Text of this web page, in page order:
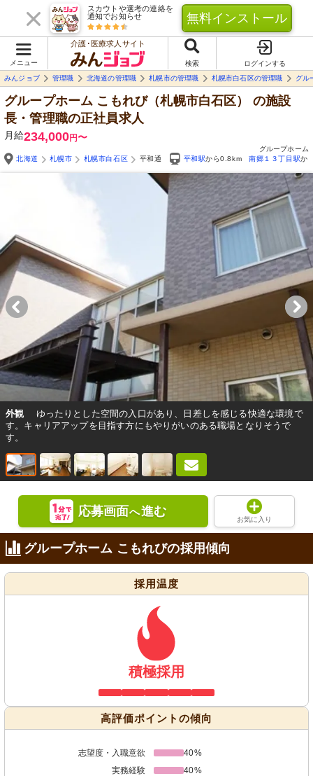
スカウトや選考の連絡を
通知でお知らせ
無料インストール
メニュー
介護･医療求人サイト
検索
ログインする
みんジョブ
管理職 北海道の管理職 札幌市の管理職 札幌市白石区の管理職 グル
グループホーム こもれび（札幌市白石区）
の施設
長・管理職の正社員求人
月給234,000円〜
グループホーム
北海道
札幌市 札幌市白石区 平和通 平和駅から0.8km 南郷１３丁目駅か
外観
ゆったりとした空間の入口があり、日差しを感じる快適な環境で
す。キャリアアップを目指す方にもやりがいのある職場となりそうで
す。
応募画面へ進む
お気に入り
グループホーム こもれびの採用傾向
採用温度
積極採用
高評価ポイントの傾向
志望度・入職意欲
40%
実務経験
40%